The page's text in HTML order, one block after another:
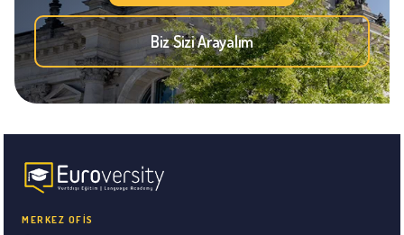
Biz Sizi Arayalım
MERKEZ OFİS